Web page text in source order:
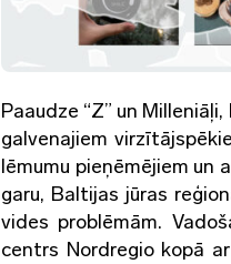
Paaudze “Z” un
galvenajiem
lēmumu pieņēmējiem un
garu, Baltijas jūras
vides problēmām.
centrs Nordregio kopā